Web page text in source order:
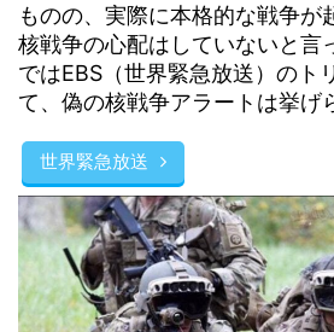
ものの、実際に本格的な戦争が
核戦争の心配はしていないと言
ではEBS（世界緊急放送）のト
て、偽の核戦争アラートは挙げ
世界緊急放送